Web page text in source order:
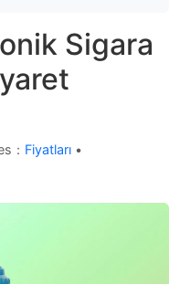
Sigara
： Fiyatları •